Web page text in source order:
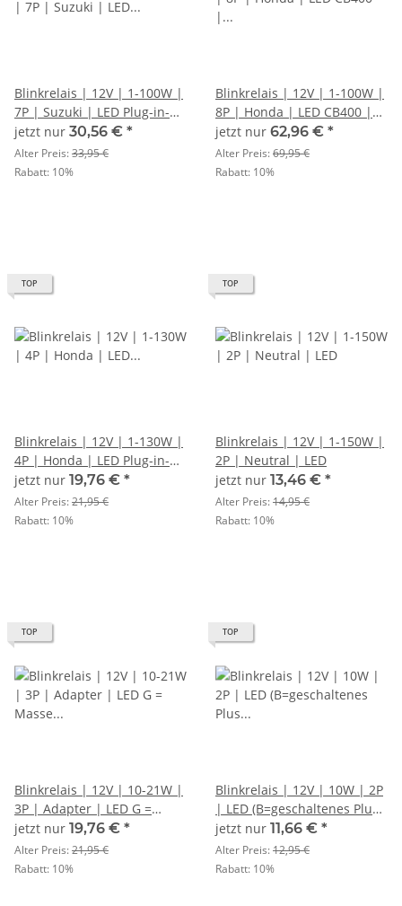
Blinkrelais | 12V | 1-100W |
7P | Suzuki | LED Plug-in-
Stecker
jetzt nur 30,56 € *
Alter Preis:33,95 €
Rabatt: 10%
Blinkrelais | 12V | 1-100W |
8P | Honda | LED CB400 |
500X | CBR500R |
CB/CBR650R | CB1000R
jetzt nur 62,96 € *
Alter Preis:69,95 €
Rabatt: 10%
TOP
Blinkrelais | 12V | 1-130W |
4P | Honda | LED Plug-in-
Stecker
jetzt nur 19,76 € *
Alter Preis:21,95 €
Rabatt: 10%
TOP
Blinkrelais | 12V | 1-150W |
2P | Neutral | LED
jetzt nur 13,46 € *
Alter Preis:14,95 €
Rabatt: 10%
TOP
Blinkrelais | 12V | 10-21W |
3P | Adapter | LED G =
Masse / L = Signal / P =
geschaltenes Plus
jetzt nur 19,76 € *
Alter Preis:21,95 €
Rabatt: 10%
TOP
Blinkrelais | 12V | 10W | 2P
| LED (B=geschaltenes Plus
(49) L=Signal (49a)
jetzt nur 11,66 € *
Alter Preis:12,95 €
Rabatt: 10%